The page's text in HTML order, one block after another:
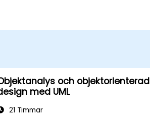
och objektorienterad
med UML
21 Timmar